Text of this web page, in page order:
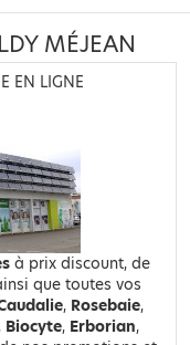
MÉJEAN
EN LIGNE
à prix discount, de
que toutes vos
, Rosebaie,
Biocyte, Erborian,